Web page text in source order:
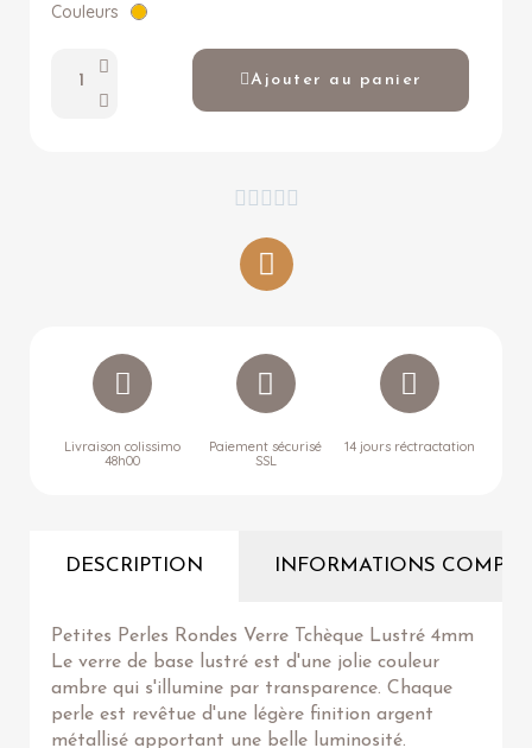
Couleurs
Ajouter au panier
    
Livraison colissimo
48h00
Paiement sécurisé
SSL
14 jours réctractation
DESCRIPTION INFORMATIONS
Petites Perles Rondes Verre Tchèque Lustré 4mm
Le verre de base lustré est d'une jolie couleur
ambre qui s'illumine par transparence. Chaque
perle est revêtue d'une légère finition argent
métallisé apportant une belle luminosité.